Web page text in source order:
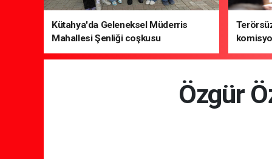
Kütahya'da Geleneksel Müderris
Mahallesi Şenliği coşkusu
Özgür